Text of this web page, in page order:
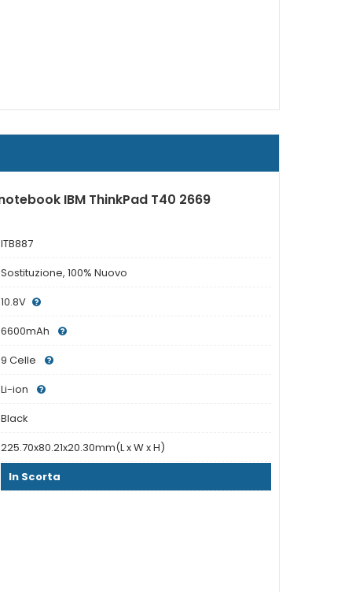
IBM ThinkPad T40 2669
ITB887
Sostituzione, 100% Nuovo
10.8V
6600mAh
9 Celle
Li-ion
Black
225.70x80.21x20.30mm(L x W x H)
In Scorta